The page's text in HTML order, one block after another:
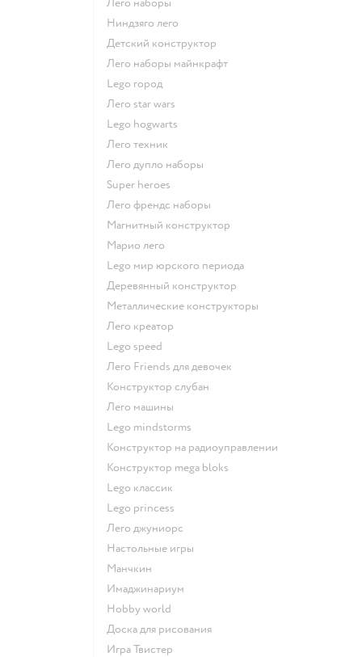
Лего наборы
Ниндзяго лего
Детский конструктор
Лего наборы майнкрафт
Lego город
Лего star wars
Lego hogwarts
Лего техник
Лего дупло наборы
Super heroes
Лего френдс наборы
Магнитный конструктор
Марио лего
Lego мир юрского периода
Деревянный конструктор
Металлические конструкторы
Лего креатор
Lego speed
Лего Friends для девочек
Конструктор слубан
Лего машины
Lego mindstorms
Конструктор на радиоуправлении
Конструктор mega bloks
Lego классик
Lego princess
Лего джуниорс
Настольные игры
Манчкин
Имаджинариум
Hobby world
Доска для рисования
Игра Твистер